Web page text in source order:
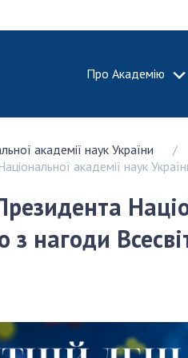
Про Академію
Про
Історія
100-
та
НАН
академії наук України
академії наук
з нагоди